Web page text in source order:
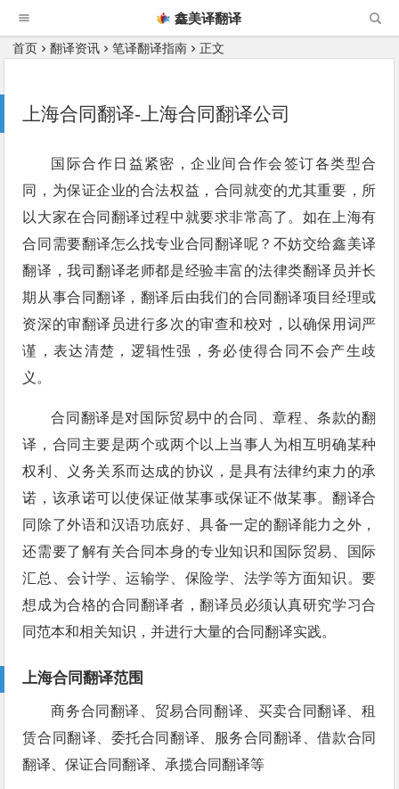
鑫美译翻译
首页 翻译资讯 笔译翻译指南 正文
上海合同翻译-上海合同翻译公司
国际合作日益紧密，企业间合作会签订各类型合
同，为保证企业的合法权益，合同就变的尤其重要，所
以大家在合同翻译过程中就要求非常高了。如在上海有
合同需要翻译怎么找专业合同翻译呢？不妨交给鑫美译
翻译，我司翻译老师都是经验丰富的法律类翻译员并长
期从事合同翻译，翻译后由我们的合同翻译项目经理或
资深的审翻译员进行多次的审查和校对，以确保用词严
谨，表达清楚，逻辑性强，务必使得合同不会产生歧
义。
合同翻译是对国际贸易中的合同、章程、条款的翻
译，合同主要是两个或两个以上当事人为相互明确某种
权利、义务关系而达成的协议，是具有法律约束力的承
诺，该承诺可以使保证做某事或保证不做某事。翻译合
同除了外语和汉语功底好、具备一定的翻译能力之外，
还需要了解有关合同本身的专业知识和国际贸易、国际
汇总、会计学、运输学、保险学、法学等方面知识。要
想成为合格的合同翻译者，翻译员必须认真研究学习合
同范本和相关知识，并进行大量的合同翻译实践。
上海合同翻译范围
商务合同翻译、贸易合同翻译、买卖合同翻译、租
赁合同翻译、委托合同翻译、服务合同翻译、借款合同
翻译、保证合同翻译、承揽合同翻译等